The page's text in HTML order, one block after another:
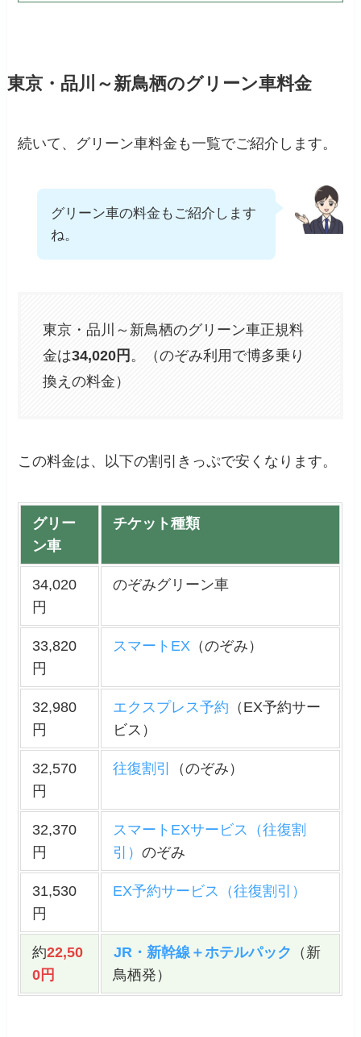
東京・品川～新鳥栖のグリーン車料金
続いて、グリーン車料金も一覧でご紹介します。
グリーン車の料金もご紹介します
ね。
東京・品川～新鳥栖のグリーン車正規料
金は34,020円 。（のぞみ利用で博多乗り
換えの料金）
この料金は、以下の割引きっぷで安くなります。
グリー
ン車
チケット種類
34,020
円
のぞみグリーン車
33,820
円
スマートEX（のぞみ）
32,980
円
エクスプレス予約 （EX予約サー
ビス）
32,570
円
往復割引 （のぞみ）
32,370
円
スマートEXサービス（往復割
引） のぞみ
31,530
円
EX予約サービス（往復割引）
約22,50
0円
JR・新幹線＋ホテルパック （新
鳥栖発）